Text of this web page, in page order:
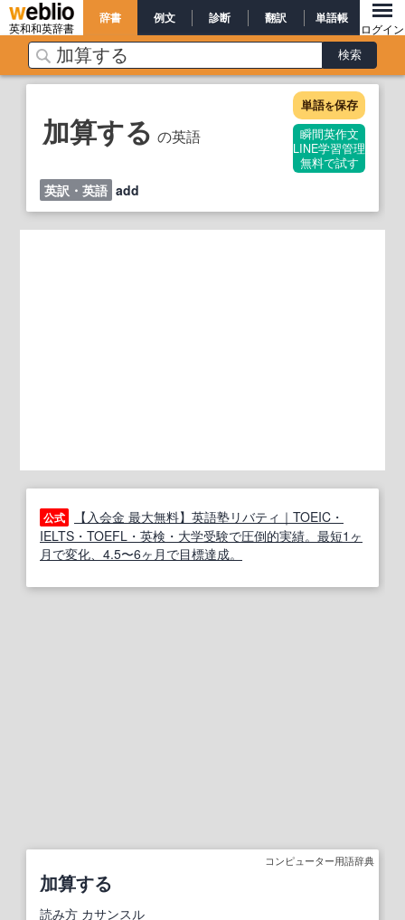
英和和英辞書
辞書 例文 診断 翻訳 単語帳
ログイン
加算する の英語
単語を保存
瞬間英作文
LINE学習管理
無料で試す
英訳・英語 add
公式
【入会金 最大無料】英語塾リバティ｜TOEIC・
IELTS・TOEFL・英検・大学受験で圧倒的実績。最短1ヶ
月で変化、4.5〜6ヶ月で目標達成。
コンピューター用語辞典
加算する
読み方 カサンスル